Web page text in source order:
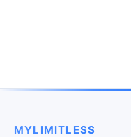
MYLIMITLESS